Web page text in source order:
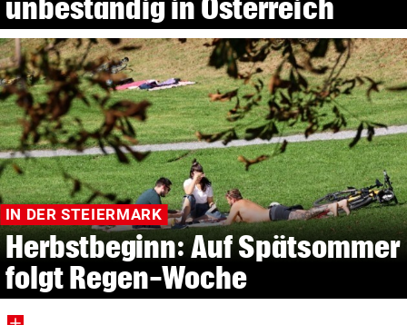
unbeständig in Österreich
IN DER STEIERMARK
Herbstbeginn: Auf Spätsommer
folgt Regen-Woche